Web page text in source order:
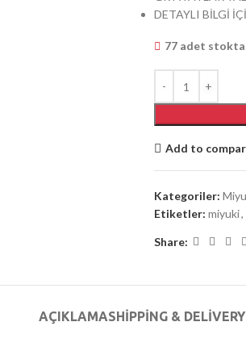
DETAYLI BİLGİ
77 adet stokta
Add to
Kategoriler:
Etiketler: miyuki,
Share:
AÇIKLAMASHIPPING & DELIVERY